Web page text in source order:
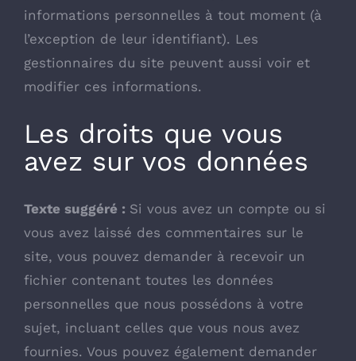
informations personnelles à tout moment (à
l’exception de leur identifiant). Les
gestionnaires du site peuvent aussi voir et
modifier ces informations.
Les droits que vous
avez sur vos données
Texte suggéré : Si vous avez un compte ou si
vous avez laissé des commentaires sur le
site, vous pouvez demander à recevoir un
fichier contenant toutes les données
personnelles que nous possédons à votre
sujet, incluant celles que vous nous avez
fournies. Vous pouvez également demander